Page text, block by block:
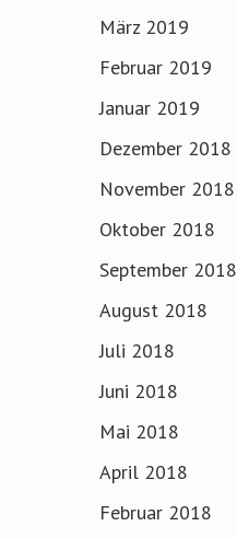
März 2019
Februar 2019
Januar 2019
Dezember 2018
November 2018
Oktober 2018
September 2018
August 2018
Juli 2018
Juni 2018
Mai 2018
April 2018
Februar 2018